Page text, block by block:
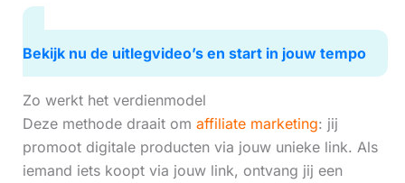
Bekijk nu de uitlegvideo’s en start in jouw tempo
Zo werkt het verdienmodel
Deze methode draait om affiliate marketing: jij
promoot digitale producten via jouw unieke link. Als
iemand iets koopt via jouw link, ontvang jij een